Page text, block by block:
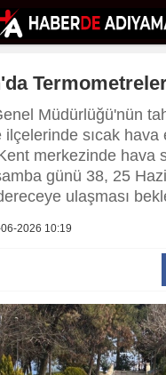
Müdürlüğü'nün
ilçelerinde sıcak hava
merkezinde hava
günü 38, 25
ulaşması
2026 10:19